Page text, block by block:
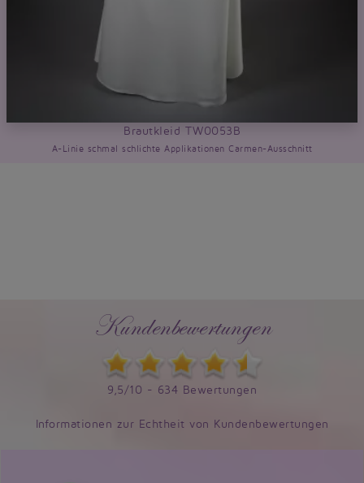
Brautkleid TW0053B
A-Linie schmal schlichte Applikationen Carmen-Ausschnitt
Kundenbewertungen
9,5/10 - 634 Bewertungen
Informationen zur Echtheit von Kundenbewertungen